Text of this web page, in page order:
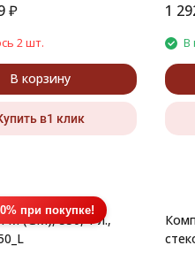
₽
2 шт.
В корзину
в1 клик
1
В
при покупке!
(GM), 550, 1 л.,